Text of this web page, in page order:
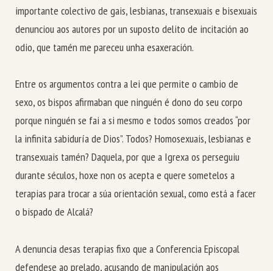
importante colectivo de gais, lesbianas, transexuais e bisexuais
denunciou aos autores por un suposto delito de incitación ao
odio, que tamén me pareceu unha esaxeración.
Entre os argumentos contra a lei que permite o cambio de
sexo, os bispos afirmaban que ninguén é dono do seu corpo
porque ninguén se fai a si mesmo e todos somos creados “por
la infinita sabiduría de Dios”. Todos? Homosexuais, lesbianas e
transexuais tamén? Daquela, por que a Igrexa os perseguiu
durante séculos, hoxe non os acepta e quere sometelos a
terapias para trocar a súa orientación sexual, como está a facer
o bispado de Alcalá?
A denuncia desas terapias fixo que a Conferencia Episcopal
defendese ao prelado, acusando de manipulación aos